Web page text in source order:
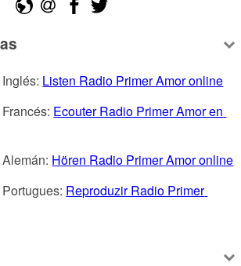
Listen Radio Primer Amor online
Ecouter Radio Primer Amor en
Hören Radio Primer Amor online
Reproduzir Radio Primer